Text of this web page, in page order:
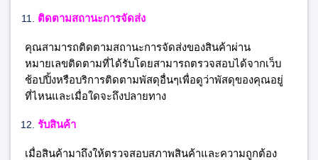
ติดตามสถานะการจัดส่ง
คุณสามารถติดตามสถานะการจัดส่งของสินค้าผ่าน
หมายเลขติดตามที่ได้รับโดยสามารถตรวจสอบได้จากเว็บ
ช้อปปิ้งหรือบริการติดตามพัสดุอื่นๆเพื่อดูว่าพัสดุของคุณอยู่
ที่ไหนและเมื่อใดจะถึงปลายทาง
รับสินค้า
เมื่อสินค้ามาถึงให้ตรวจสอบสภาพสินค้าและความถูกต้อง